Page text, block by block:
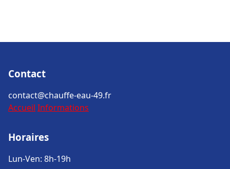
Contact
contact@chauffe-eau-49.fr
Accueil Informations
Horaires
Lun-Ven: 8h-19h